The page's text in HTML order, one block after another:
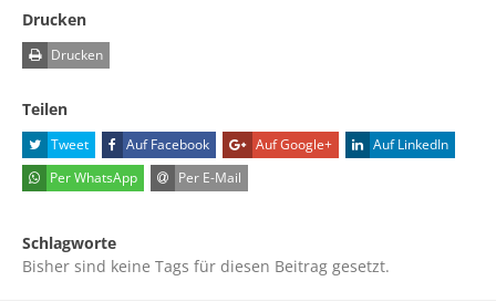
Drucken
Drucken
Teilen
Tweet Auf Facebook Auf Google+
Auf LinkedIn
Per WhatsApp
Per E-Mail
Schlagworte
Bisher sind keine Tags für diesen Beitrag gesetzt.